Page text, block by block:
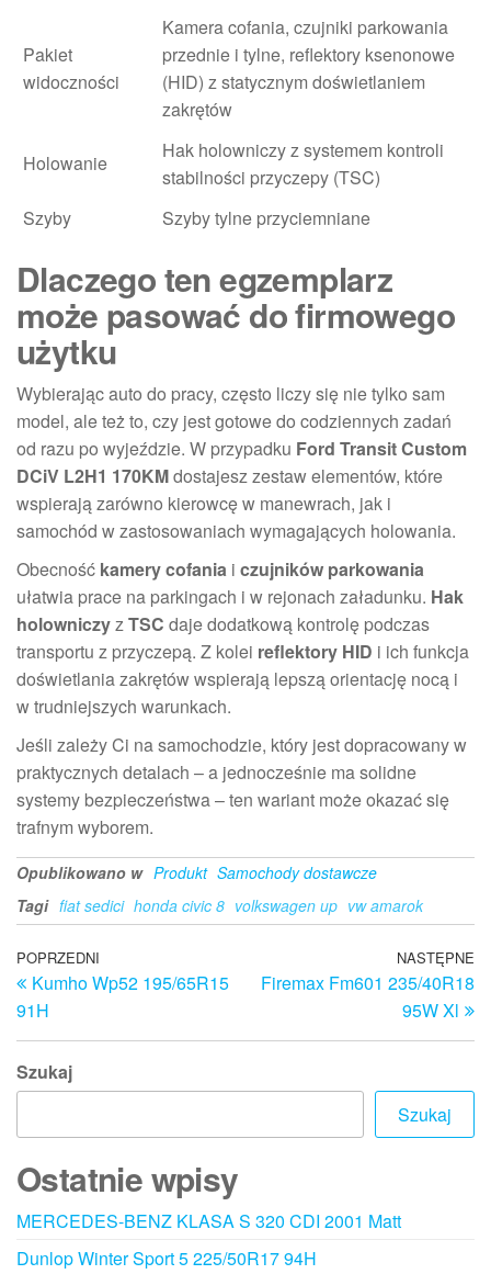
Pakiet
widoczności
Kamera cofania, czujniki parkowania
przednie i tylne, reflektory ksenonowe
(HID) z statycznym doświetlaniem
zakrętów
Holowanie
Hak holowniczy z systemem kontroli
stabilności przyczepy (TSC)
Szyby
Szyby tylne przyciemniane
Dlaczego ten egzemplarz
może pasować do firmowego
użytku
Wybierając auto do pracy, często liczy się nie tylko sam
model, ale też to, czy jest gotowe do codziennych zadań
od razu po wyjeździe. W przypadku Ford Transit Custom
DCiV L2H1 170KMdostajesz zestaw elementów, które
wspierają zarówno kierowcę w manewrach, jak i
samochód w zastosowaniach wymagających holowania.
Obecność kamery cofania i czujników parkowania
ułatwia prace na parkingach i w rejonach załadunku. Hak
holowniczyzTSC daje dodatkową kontrolę podczas
transportu z przyczepą. Z kolei reflektory HID i ich funkcja
doświetlania zakrętów wspierają lepszą orientację nocą i
w trudniejszych warunkach.
Jeśli zależy Ci na samochodzie, który jest dopracowany w
praktycznych detalach – a jednocześnie ma solidne
systemy bezpieczeństwa – ten wariant może okazać się
trafnym wyborem.
Opublikowano w Produkt Samochody dostawcze
Tagi fiat sedici honda civic 8 volkswagen up vw amarok
Nawigacja
wpisu
Poprzedni
wpis
POPRZEDNI
Kumho Wp52 195/65R15
91H
NASTĘPNE
Firemax Fm601 235/40R18
95W Xl
Szukaj
Szukaj
Ostatnie wpisy
MERCEDES-BENZ KLASA S 320 CDI 2001 Matt
Dunlop Winter Sport 5 225/50R17 94H